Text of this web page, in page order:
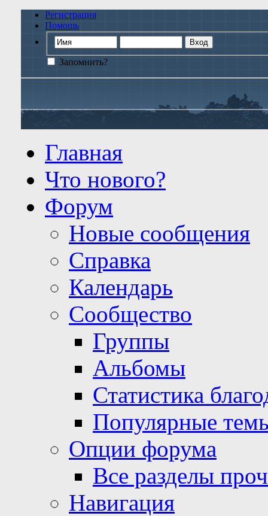
Регистрация
Помощь
Запомнить?
Главная
Что нового?
Форум
Новые сообщения
Справка
Календарь
Сообщество
Группы
Альбомы
Статистика
Популярные
Опции форума
Все разделы
Навигация